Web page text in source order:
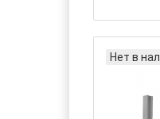
Нет в